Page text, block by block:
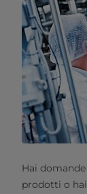
Hai
prodotti o